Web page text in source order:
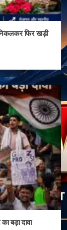
फिर खड़ी
बड़ा दावा